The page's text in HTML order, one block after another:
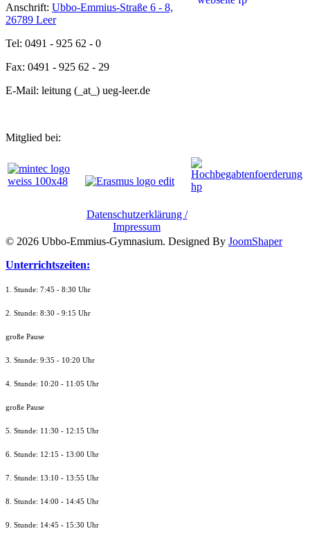
Anschrift: Ubbo-Emmius-Straße 6 - 8,
26789 Leer
Tel: 0491 - 925 62 - 0
Fax: 0491 - 925 62 - 29
E-Mail: leitung (_at_) ueg-leer.de
Mitglied bei:
Datenschutzerklärung /
Impressum
© 2026 Ubbo-Emmius-Gymnasium. Designed By JoomShaper
Unterrichtszeiten:
1. Stunde: 7:45 - 8:30 Uhr
2. Stunde: 8:30 - 9:15 Uhr
große Pause
3. Stunde: 9:35 - 10:20 Uhr
4. Stunde: 10:20 - 11:05 Uhr
große Pause
5. Stunde: 11:30 - 12:15 Uhr
6. Stunde: 12:15 - 13:00 Uhr
7. Stunde: 13:10 - 13:55 Uhr
8. Stunde: 14:00 - 14:45 Uhr
9. Stunde: 14:45 - 15:30 Uhr